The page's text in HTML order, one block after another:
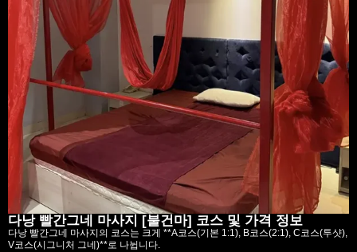
다낭 빨간그네 마사지 [불건마] 코스 및 가격 정보
다낭 빨간그네 마사지의 코스는 크게 **A코스(기본 1:1), B코스(2:1), C코스(투샷),
V코스(시그니처 그네)**로 나뉩니다.